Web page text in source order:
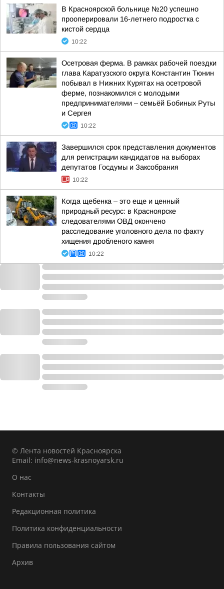
В Красноярской больнице №20 успешно
прооперировали 16-летнего подростка с
кистой сердца
10:22
Осетровая ферма. В рамках рабочей поездки
глава Каратузского округа Константин Тюнин
побывал в Нижних Курятах на осетровой
ферме, познакомился с молодыми
предпринимателями – семьёй Бобиных Руты
и Сергея
10:22
Завершился срок представления документов
для регистрации кандидатов на выборах
депутатов Госдумы и Заксобрания
10:22
Когда щебенка – это еще и ценный
природный ресурс: в Красноярске
следователями ОВД окончено
расследование уголовного дела по факту
хищения дробленого камня
10:22
© Лента новостей Красноярска
Email: info@news-krasnoyarsk.ru
О нас
Контакты
Редакционная политика
Политика конфиденциальности
Правила пользования сайтом
Архив